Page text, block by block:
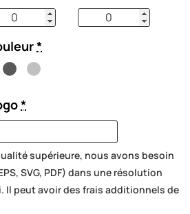
*
*
supérieure, nous avons besoin
SVG, PDF) dans une résolution
Il peut avoir des frais additionnels de